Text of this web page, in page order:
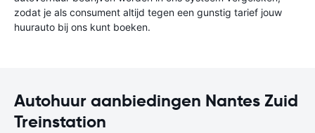
zodat je als consument altijd tegen een gunstig tarief jouw
huurauto bij ons kunt boeken.
Autohuur aanbiedingen Nantes Zuid
Treinstation